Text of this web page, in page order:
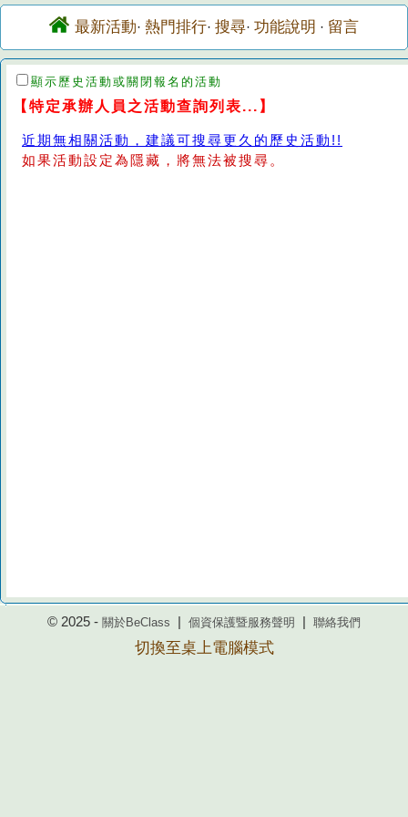
最新活動· 熱門排行· 搜尋· 功能說明 · 留言
顯示歷史活動或關閉報名的活動
【特定承辦人員之活動查詢列表...】
近期無相關活動，建議可搜尋更久的歷史活動!!
如果活動設定為隱藏，將無法被搜尋。
© 2025 - 關於BeClass 個資保護暨服務聲明 聯絡我們
切換至桌上電腦模式